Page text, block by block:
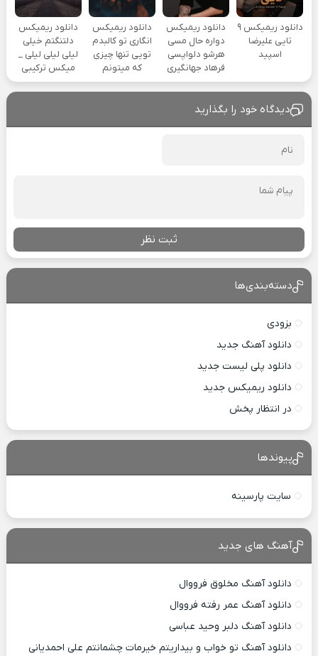
دانلود ریمیکس ۹
تایی علیرضا
اسپید
دانلود ریمیکس
دواره حال مسی
هرشو دلواپسی
فرهاد جهانگیری
دانلود ریمیکس
انگاری تو کالبدم
تویی تنها چیزی
که میتونم
دانلود ریمیکس
دلتنگتم خیلی
لیلی لیلی لیلی _
میکس ترکیبی
دیدگاه خود را بگذارید
ثبت نظر
دسته‌بندی‌ها
بزودی
دانلود آهنگ جدید
دانلود پلی لیست جدید
دانلود ریمیکس جدید
در انتظار پخش
پیوندها
سایت پارسینه
آهنگ های جدید
دانلود آهنگ مخلوق فرووال
دانلود آهنگ عمر رفته فرووال
دانلود آهنگ دلبر وحید عباسی
دانلود آهنگ تو خواب و بیداریتم خیرمات چشمانتم علی احمدیانی